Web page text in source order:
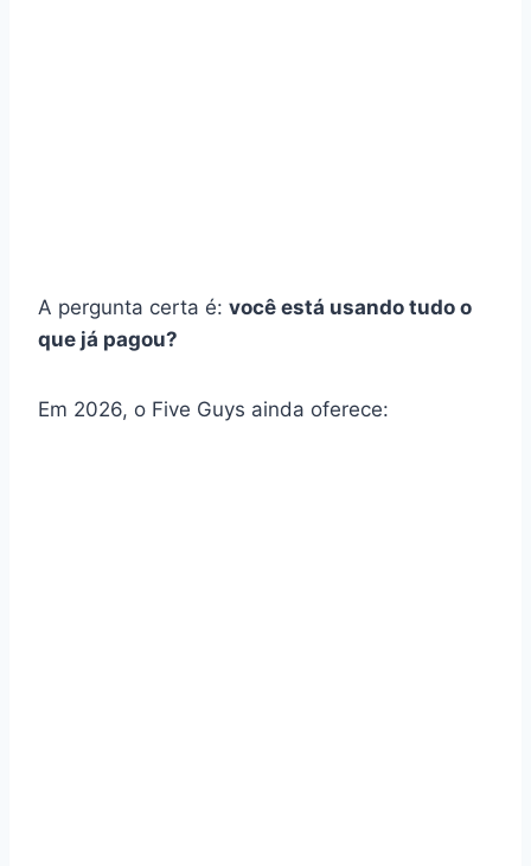
A pergunta certa é: você está usando tudo o
que já pagou?
Em 2026, o Five Guys ainda oferece: